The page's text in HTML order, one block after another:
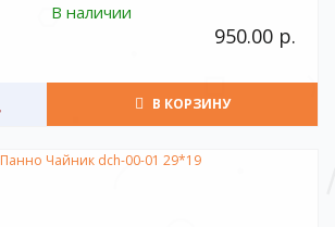
В наличии
950.00 р.
В КОРЗИНУ